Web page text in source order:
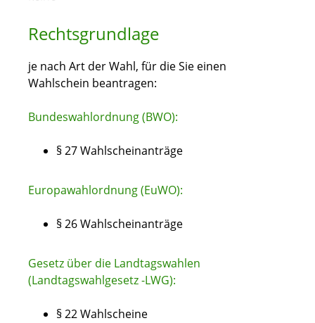
Rechtsgrundlage
je nach Art der Wahl, für die Sie einen
Wahlschein beantragen:
Bundeswahlordnung (BWO):
§ 27 Wahlscheinanträge
Europawahlordnung (EuWO):
§ 26 Wahlscheinanträge
Gesetz über die Landtagswahlen
(Landtagswahlgesetz -LWG):
§ 22 Wahlscheine